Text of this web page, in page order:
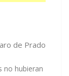
de Prado
no hubieran